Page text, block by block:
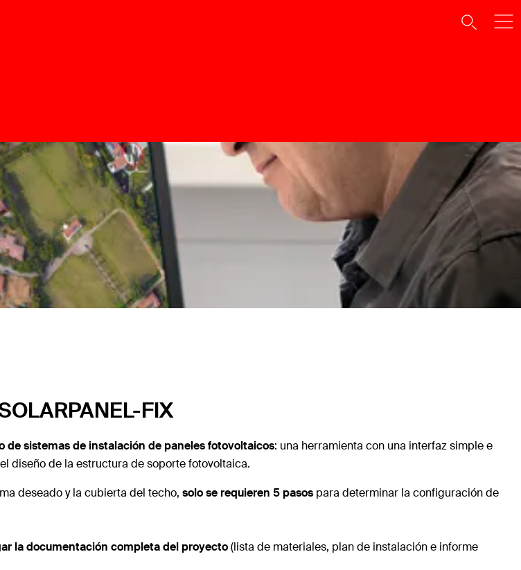
FIX
de sistemas de instalación de paneles fotovoltaicos: una herramienta con una interfaz simple e
diseño de la estructura de soporte fotovoltaica.
deseado y la cubierta del techo, solo se requieren 5 pasos para determinar la configuración de
la documentación completa del proyecto(lista de materiales, plan de instalación e informe